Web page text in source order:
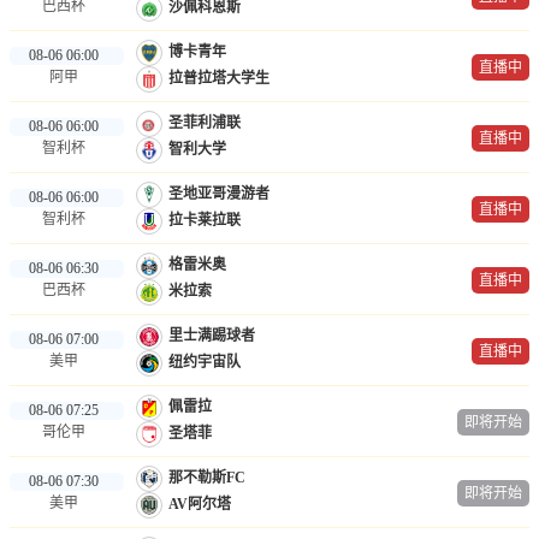
巴西杯 沙佩科恩斯
08-06 06:00
阿甲
博卡青年
拉普拉塔大学生
直播中
08-06 06:00
智利杯
圣菲利浦联
智利大学
直播中
08-06 06:00
智利杯
圣地亚哥漫游者
拉卡莱拉联
直播中
08-06 06:30
巴西杯
格雷米奥
米拉索
直播中
08-06 07:00
美甲
里士满踢球者
纽约宇宙队
直播中
08-06 07:25
哥伦甲
佩雷拉
圣塔菲
即将开始
08-06 07:30
美甲
那不勒斯FC
AV阿尔塔
即将开始